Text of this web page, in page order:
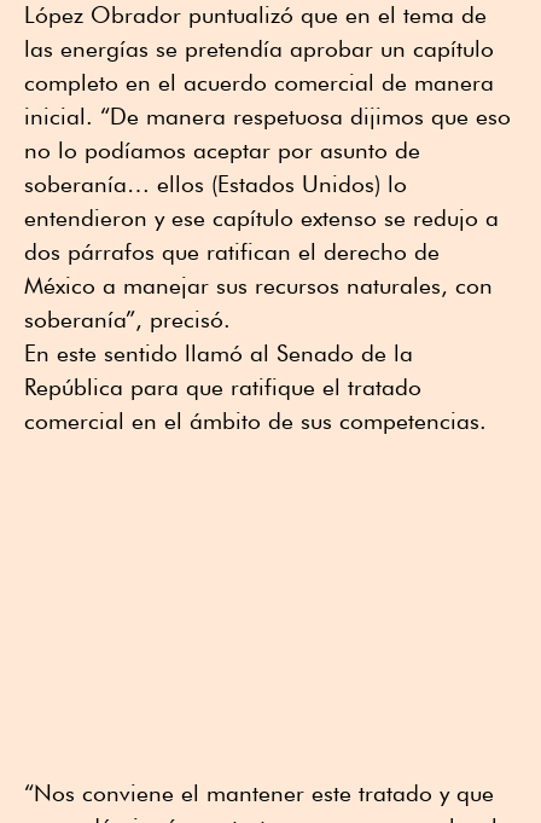
López Obrador puntualizó que en el tema de
las energías se pretendía aprobar un capítulo
completo en el acuerdo comercial de manera
inicial. “De manera respetuosa dijimos que eso
no lo podíamos aceptar por asunto de
soberanía… ellos (Estados Unidos) lo
entendieron y ese capítulo extenso se redujo a
dos párrafos que ratifican el derecho de
México a manejar sus recursos naturales, con
soberanía”, precisó.
En este sentido llamó al Senado de la
República para que ratifique el tratado
comercial en el ámbito de sus competencias.
“Nos conviene el mantener este tratado y que